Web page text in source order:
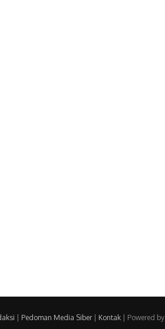
Pedoman Media Siber| Kontak | Powered by